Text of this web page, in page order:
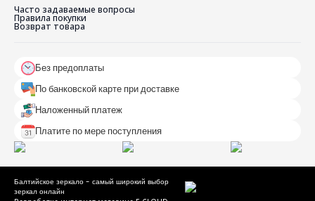
Часто задаваемые вопросы
Правила покупки
Возврат товара
Без предоплаты
По банковской карте при доставке
Наложенный платеж
Платите по мере поступления
Балтийское зеркало - самый широкий выбор
зеркал онлайн